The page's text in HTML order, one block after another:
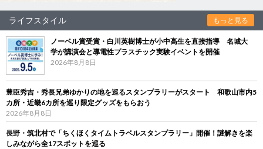
ライフスタイル もっと見る
ノーベル賞受賞・白川英樹博士が小中高生を直接指導 名城大
学が講演会と導電性プラスチック実験イベントを開催
2026年8月8日
豊臣秀吉・秀長兄弟ゆかりの地を巡るスタンプラリーがスタート 和歌山市内5
カ所・近畿6カ所を巡り限定グッズをもらおう
2026年8月8日
長野・筑北村で「ちくほくタイムトラベルスタンプラリー」開催！謎解きを楽
しみながら全17スポットを巡る